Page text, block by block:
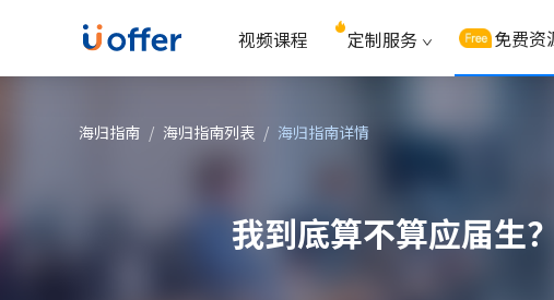
视频课程 定制服务 免费资
海归指南 / 海归指南列表 / 海归指南详情
我到底算不算应届生